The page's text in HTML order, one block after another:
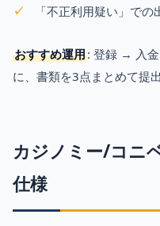
「不正利用疑い」で
おすすめ運用: 登録 → 入
に、書類を3点まとめて提
カジノミー/コニ
仕様